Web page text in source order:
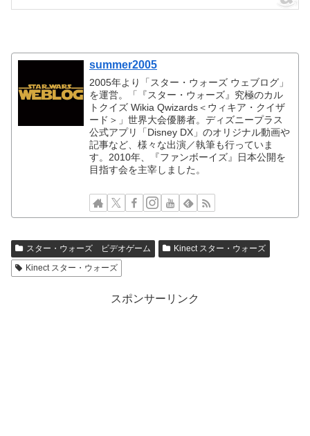
summer2005
2005年より「スター・ウォーズ ウェブログ」
を運営。「『スター・ウォーズ』究極のカル
トクイズ Wikia Qwizards＜ウィキア・クイザ
ード＞」世界大会優勝者。ディズニープラス
公式アプリ「Disney DX」のオリジナル動画や
記事など、様々な出演／執筆も行っていま
す。2010年、『ファンボーイズ』日本公開を
目指す会を主宰しました。
スター・ウォーズ ビデオゲーム
Kinect スター・ウォーズ
Kinect スター・ウォーズ
スポンサーリンク